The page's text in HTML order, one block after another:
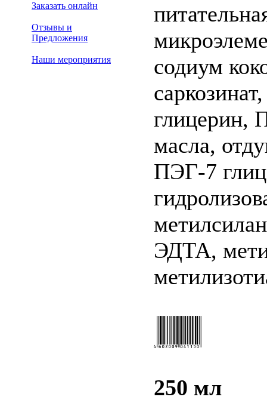
Заказать онлайн
Отзывы и
Предложения
Наши мероприятия
содиум
глицерин,
масла,
ПЭГ-7
ЭДТА,
250 мл